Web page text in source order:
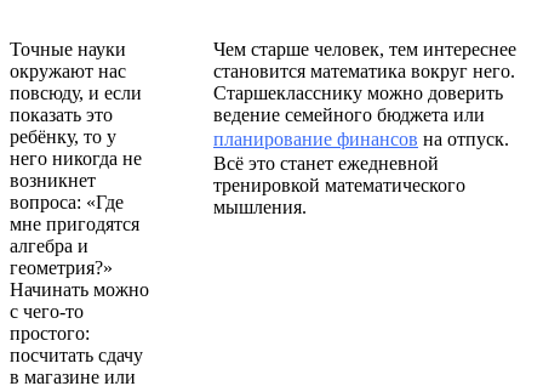
Точные науки
окружают нас
повсюду, и если
показать это
ребёнку, то у
него никогда не
возникнет
вопроса: «Где
мне пригодятся
алгебра и
геометрия?»
Начинать можно
с чего-то
простого:
посчитать сдачу
в магазине или
Чем старше человек, тем интереснее
становится математика вокруг него.
Старшекласснику можно доверить
ведение семейного бюджета или
планирование финансов на отпуск.
Всё это станет ежедневной
тренировкой математического
мышления.